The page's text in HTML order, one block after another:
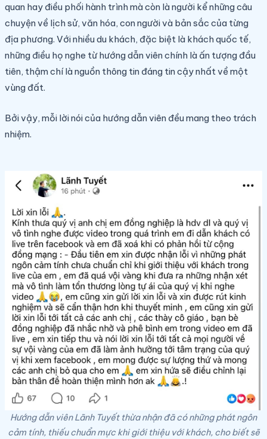
quan hay điều phối hành trình mà còn là người kể những câu
chuyện về lịch sử, văn hóa, con người và bản sắc của từng
địa phương. Với nhiều du khách, đặc biệt là khách quốc tế,
những điều họ nghe từ hướng dẫn viên chính là ấn tượng đầu
tiên, thậm chí là nguồn thông tin đáng tin cậy nhất về một
vùng đất.
Bởi vậy, mỗi lời nói của hướng dẫn viên đều mang theo trách
nhiệm.
Hướng dẫn viên Lãnh Tuyết thừa nhận đã có những phát ngôn
cảm tính, thiếu chuẩn mực khi giới thiệu với khách, cho biết sẽ